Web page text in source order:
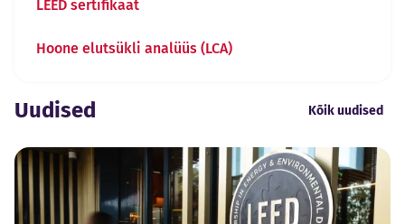
LEED sertifikaat
Hoone elutsükli analüüs (LCA)
Uudised Kõik uudised